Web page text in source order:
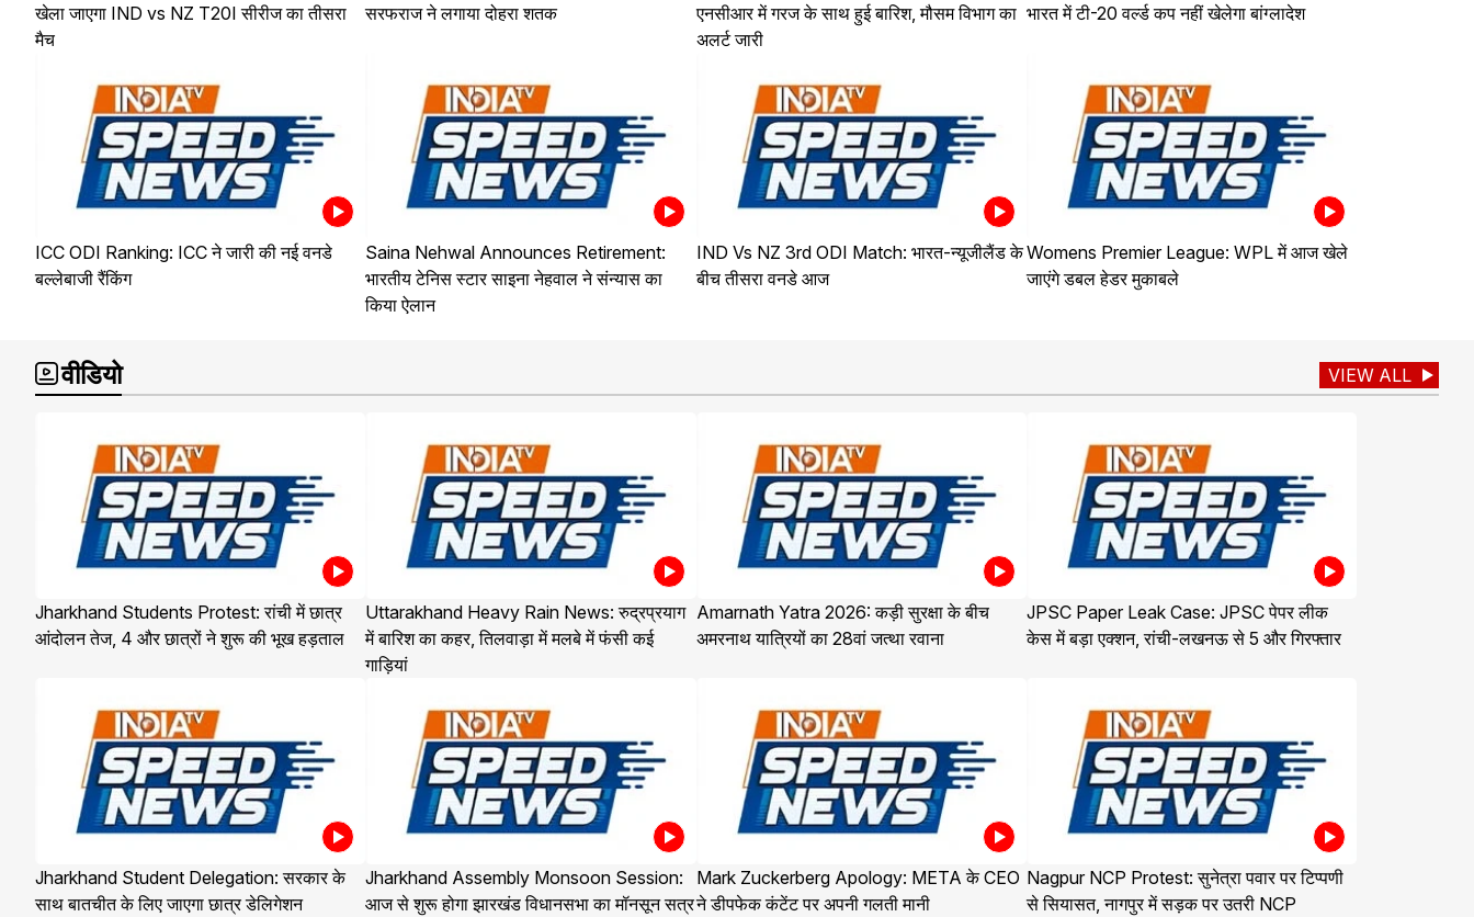
खेला जाएगा IND vs NZ T20I सीरीज का तीसरा
मैच
सरफराज ने लगाया दोहरा शतक
एनसीआर में गरज के साथ हुई बारिश, मौसम विभाग का
अलर्ट जारी
भारत में टी-20 वर्ल्ड कप नहीं खेलेगा बांग्लादेश
ICC ODI Ranking: ICC ने जारी की नई वनडे
बल्लेबाजी रैंकिंग
Saina Nehwal Announces Retirement:
भारतीय टेनिस स्टार साइना नेहवाल ने संन्यास का
किया ऐलान
IND Vs NZ 3rd ODI Match: भारत-न्यूजीलैंड के
बीच तीसरा वनडे आज
Womens Premier League: WPL में आज खेले
जाएंगे डबल हेडर मुकाबले
वीडियो VIEW ALL
Jharkhand Students Protest: रांची में छात्र
आंदोलन तेज, 4 और छात्रों ने शुरू की भूख हड़ताल
Uttarakhand Heavy Rain News: रुद्रप्रयाग
में बारिश का कहर, तिलवाड़ा में मलबे में फंसी कई
गाड़ियां
Amarnath Yatra 2026: कड़ी सुरक्षा के बीच
अमरनाथ यात्रियों का 28वां जत्था रवाना
JPSC Paper Leak Case: JPSC पेपर लीक
केस में बड़ा एक्शन, रांची-लखनऊ से 5 और गिरफ्तार
Jharkhand Student Delegation: सरकार के
साथ बातचीत के लिए जाएगा छात्र डेलिगेशन
Jharkhand Assembly Monsoon Session:
आज से शुरू होगा झारखंड विधानसभा का मॉनसून सत्र
Mark Zuckerberg Apology: META के CEO
ने डीपफेक कंटेंट पर अपनी गलती मानी
Nagpur NCP Protest: सुनेत्रा पवार पर टिप्पणी
से सियासत, नागपुर में सड़क पर उतरी NCP